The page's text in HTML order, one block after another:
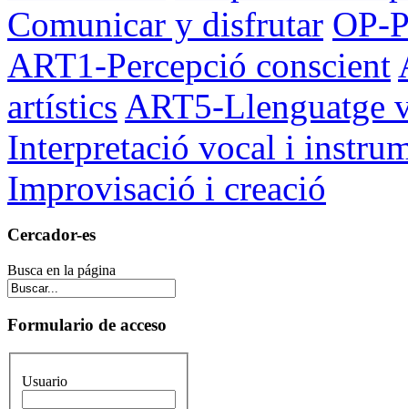
Comunicar y disfrutar OP-
ART1-Percepció conscient
artístics ART5-Llenguatge
Interpretació vocal i
Improvisació i creació
Cercador-es
Busca en la página
Formulario de acceso
Usuario